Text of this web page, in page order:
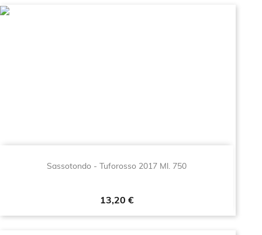
Sassotondo - Tuforosso 2017 Ml. 750
Prezzo
13,20 €